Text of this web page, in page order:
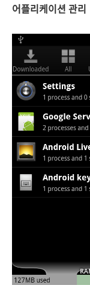
어플리케이션 관리